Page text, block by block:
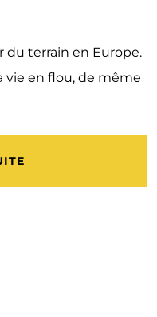
du terrain en Europe.
vie en flou, de même